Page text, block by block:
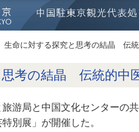
生命に対する探究と思考の結晶 伝
考の結晶 伝統的中
旅游局と中国文化センター
別展」が開催した。